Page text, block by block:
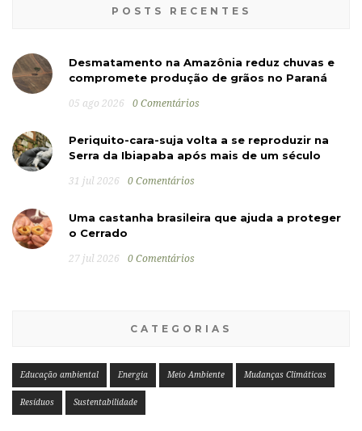
POSTS RECENTES
Desmatamento na Amazônia reduz chuvas e
compromete produção de grãos no Paraná
05 ago 2026 0 Comentários
Periquito-cara-suja volta a se reproduzir na
Serra da Ibiapaba após mais de um século
31 jul 2026 0 Comentários
Uma castanha brasileira que ajuda a proteger
o Cerrado
27 jul 2026 0 Comentários
CATEGORIAS
Educação ambiental Energia Meio Ambiente Mudanças Climáticas
Resíduos Sustentabilidade